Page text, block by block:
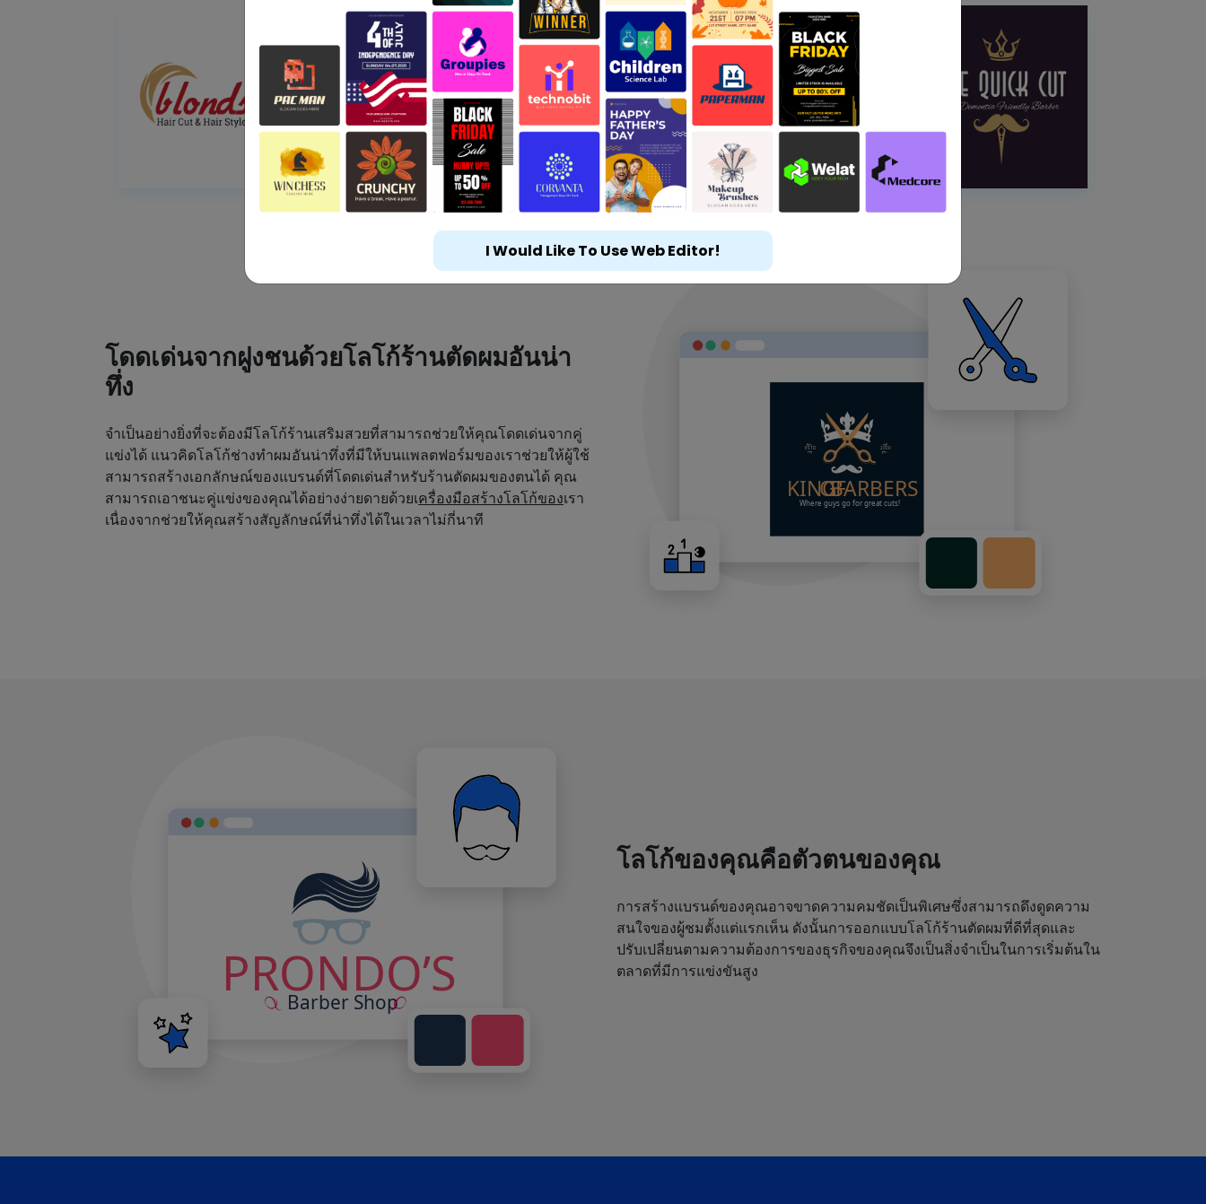
โดดเด่นจากฝูงชนด้วยโลโก้ร้านตัดผมอันน่า
ทึ่ง
จำเป็นอย่างยิ่งที่จะต้องมีโลโก้ร้านเสริมสวยที่สามารถช่วยให้คุณโดดเด่นจากคู่
แข่งได้ แนวคิดโลโก้ช่างทำผมอันน่าทึ่งที่มีให้บนแพลตฟอร์มของเราช่วยให้ผู้ใช้
สามารถสร้างเอกลักษณ์ของแบรนด์ที่โดดเด่นสำหรับร้านตัดผมของตนได้ คุณ
สามารถเอาชนะคู่แข่งของคุณได้อย่างง่ายดายด้วยเครื่องมือสร้างโลโก้ของเรา
เนื่องจากช่วยให้คุณสร้างสัญลักษณ์ที่น่าทึ่งได้ในเวลาไม่กี่นาที
โลโก้ของคุณคือตัวตนของคุณ
การสร้างแบรนด์ของคุณอาจขาดความคมชัดเป็นพิเศษซึ่งสามารถดึงดูดความ
สนใจของผู้ชมตั้งแต่แรกเห็น ดังนั้นการออกแบบโลโก้ร้านตัดผมที่ดีที่สุดและ
ปรับเปลี่ยนตามความต้องการของธุรกิจของคุณจึงเป็นสิ่งจำเป็นในการเริ่มต้นใน
ตลาดที่มีการแข่งขันสูง
I Would Like To Use Web Editor!